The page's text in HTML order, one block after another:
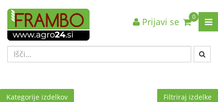
Nazaj en nivo
VRSTA 1
VRSTA 3
Nazaj en nivo
VRSTA 1
VRSTA 3
Nazaj en nivo
VRSTA 1
VRSTA 3
0
Prijavi se
Kategorije izdelkov Filtriraj izdelke